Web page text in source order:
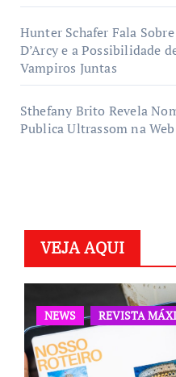
Hunter Schafer Fala
D’Arcy e a Possibilidade
Vampiros Juntas
Sthefany Brito Revela
Publica Ultrassom na Web
VEJA AQUI
NEWS REVISTA